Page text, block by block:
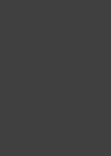
gele. Een
geweest. Ik
van 18
merk wel dat
denk ik
ding en mijn